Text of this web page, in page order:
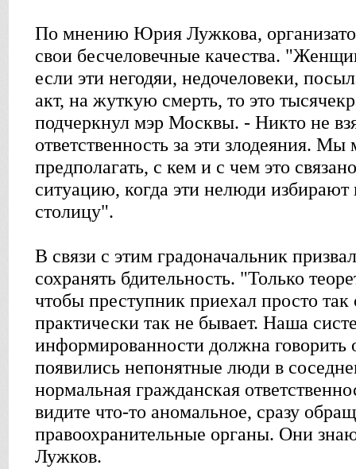
По мнению Юрия Лужкова,
свои бесчеловечные качества.
если эти негодяи, недочеловеки,
акт, на жуткую смерть, то это
подчеркнул мэр Москвы. - Никто не
ответственность за эти злодеяния.
предполагать, с кем и с чем это
ситуацию, когда эти нелюди
столицу".
В связи с этим градоначальник
сохранять бдительность. "Только
чтобы преступник приехал просто так
практически так не бывает. Наша
информированности должна говорить
появились непонятные люди в
нормальная гражданская
видите что-то аномальное, сразу
правоохранительные органы. Они
Лужков.